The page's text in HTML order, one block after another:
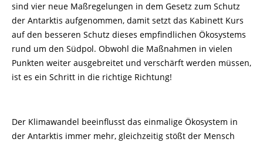
sind vier neue Maßregelungen in dem Gesetz zum Schutz
der Antarktis aufgenommen, damit setzt das Kabinett Kurs
auf den besseren Schutz dieses empfindlichen Ökosystems
rund um den Südpol. Obwohl die Maßnahmen in vielen
Punkten weiter ausgebreitet und verschärft werden müssen,
ist es ein Schritt in die richtige Richtung!
Der Klimawandel beeinflusst das einmalige Ökosystem in
der Antarktis immer mehr, gleichzeitig stößt der Mensch